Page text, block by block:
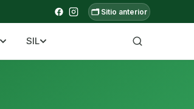
🗂️ Sitio anterior
SIL